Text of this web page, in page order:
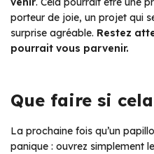
porteur de joie, un projet qui
surprise agréable. Restez
pourrait vous parvenir.
Que faire si
La prochaine fois qu’un
panique : ouvrez simplement